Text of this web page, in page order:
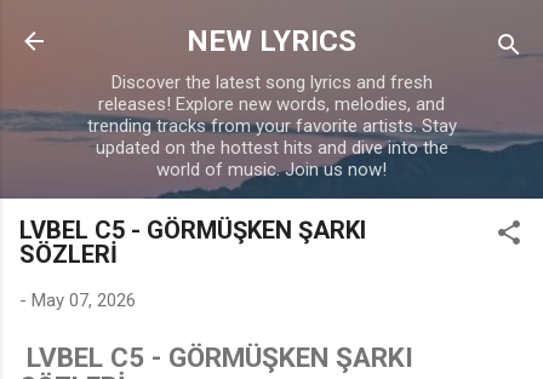
Skip to main content
NEW LYRICS
Discover the latest song lyrics and fresh
releases! Explore new words, melodies, and
trending tracks from your favorite artists. Stay
updated on the hottest hits and dive into the
world of music. Join us now!
LVBEL C5 - GÖRMÜŞKEN ŞARKI
SÖZLERİ
- May 07, 2026
LVBEL C5 - GÖRMÜŞKEN ŞARKI